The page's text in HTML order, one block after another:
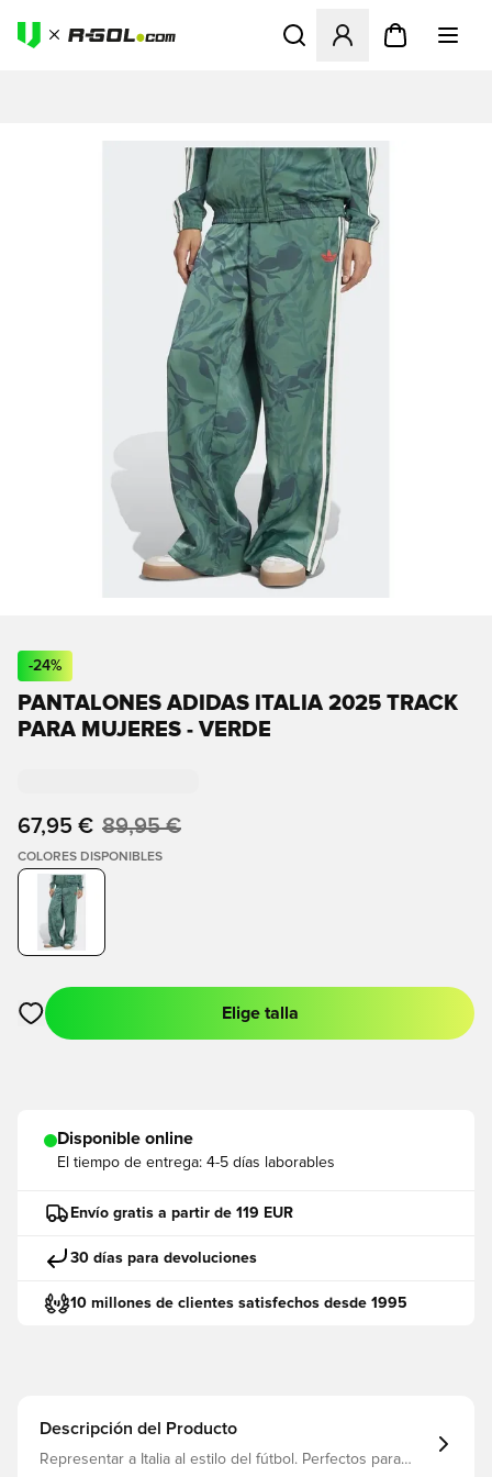
Abre un modal para iniciar
-24%
PANTALONES ADIDAS ITALIA 2025 TRACK
PARA MUJERES - VERDE
67,95 € 89,95 €
COLORES DISPONIBLES
Abre un modal para iniciar sesión o registrarse como miembro
Elige talla
Disponible online
El tiempo de entrega: 4-5 días laborables
Envío gratis a partir de 119 EUR
30 días para devoluciones
10 millones de clientes satisfechos desde 1995
Descripción del Producto
Representar a Italia al estilo del fútbol. Perfectos para